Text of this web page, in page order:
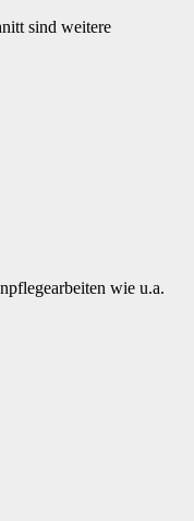
sind weitere
wie u.a.